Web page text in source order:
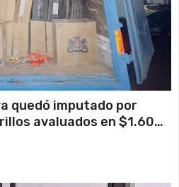
quedó imputado por
avaluados en $1.600